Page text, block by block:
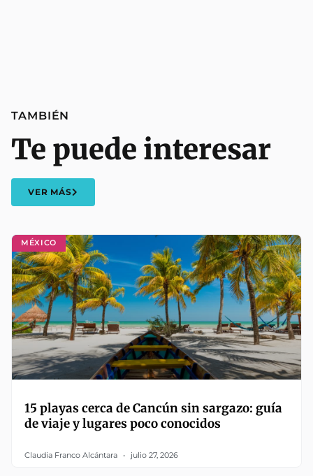
MÉXICO
15 playas cerca de Cancún sin sargazo: guía
de viaje y lugares poco conocidos
Claudia Franco Alcántara julio 27, 2026
TAMBIÉN
Te puede interesar
VER MÁS